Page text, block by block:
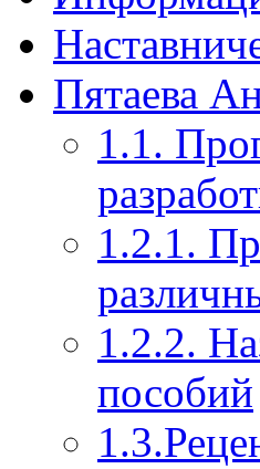
Пятаева
1.1.
1.2.1.
1.2.2.
пособий